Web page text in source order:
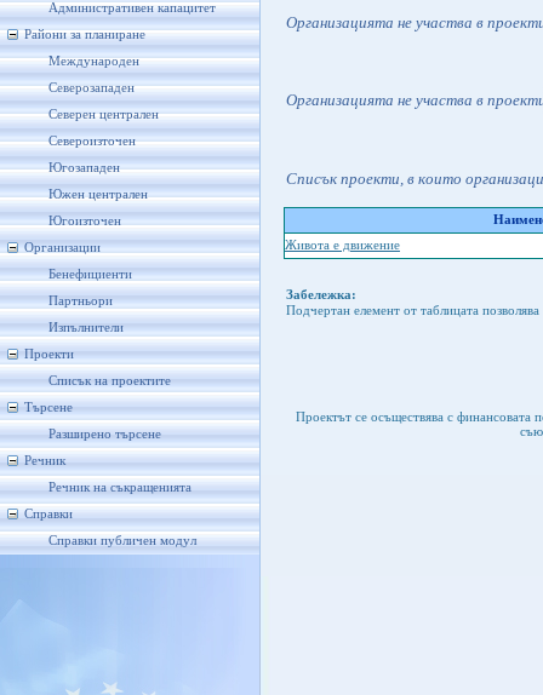
Административен капацитет
Райони за планиране
Международен
Северозападен
Северен централен
Североизточен
Югозападен
Южен централен
Югоизточен
Организации
Бенефициенти
Партньори
Изпълнители
Проекти
Списък на проектите
Търсене
Разширено търсене
Речник
Речник на съкращенията
Справки
Справки публичен модул
Организацията не участва в
Организацията не участва в
Списък проекти, в които
Живота е движение
Забележка:
Подчертан елемент от таблицата
Проектът се осъществява с финансовата